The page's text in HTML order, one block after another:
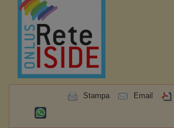
Stampa Email